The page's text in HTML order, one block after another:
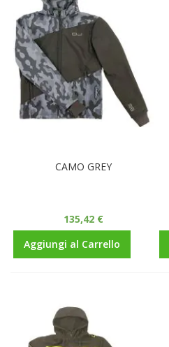
CAMO GREY
135,42 €
Aggiungi al Carrello